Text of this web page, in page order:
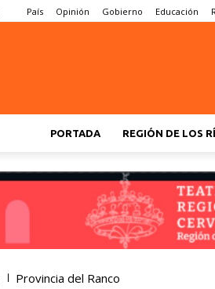
País Opinión Gobierno Educación
PORTADA REGIÓN DE LOS
Provincia del Ranco